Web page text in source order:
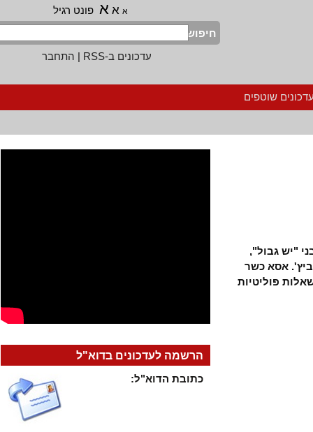
א א פונט רגיל
חיפוש
עדכונים ב-RSS
|התחבר
שוטפים
גבול",
אסא כשר
פוליטיות
הרשמה לעדכונים בדוא"ל
כתובת הדוא"ל: